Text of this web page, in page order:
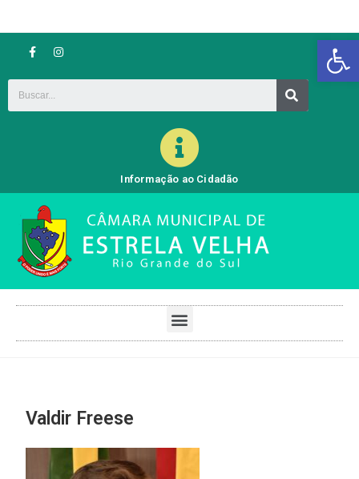
Barra de Ferramentas Aberta
Informação ao Cidadão
Valdir Freese